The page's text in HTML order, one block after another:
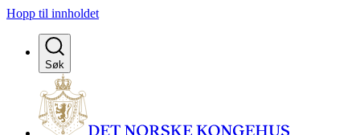
Hopp til innholdet
Søk